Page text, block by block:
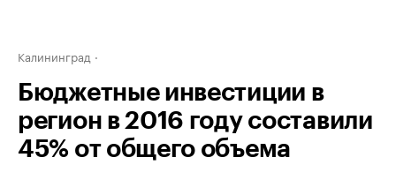
Калининград
Бюджетные инвестиции в
регион в 2016 году составили
45% от общего объема